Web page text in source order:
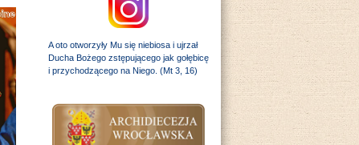
A oto otworzyły Mu się niebiosa i ujrzał
Ducha Bożego zstępującego jak gołębicę
i przychodzącego na Niego. (Mt 3, 16)